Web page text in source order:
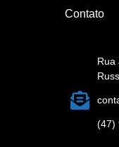
Contato
Rua
(47)